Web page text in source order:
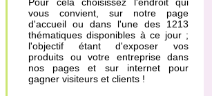
vous convient, sur notre page
d'accueil ou dans l'une des 1213
thématiques disponibles à ce jour ;
l'objectif étant d'exposer vos
produits ou votre entreprise dans
nos pages et sur internet pour
gagner visiteurs et clients !